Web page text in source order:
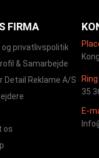
FIRMA
og privatlivspolitik
& Samarbejde
Detail Reklame A/S
os
35
E-